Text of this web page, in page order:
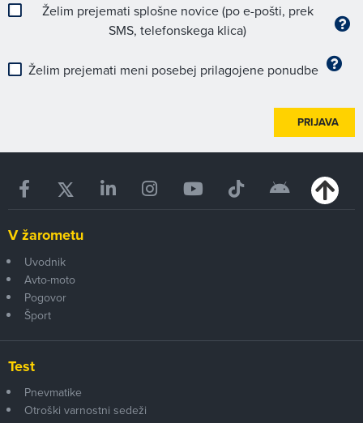
Želim prejemati splošne novice (po e-pošti, prek
SMS, telefonskega klica)
Želim prejemati meni posebej prilagojene ponudbe
PRIJAVA
V žarometu
Uvodnik
Avto-moto
Pogovor
Šport
Test
Pnevmatike
Otroški varnostni sedeži